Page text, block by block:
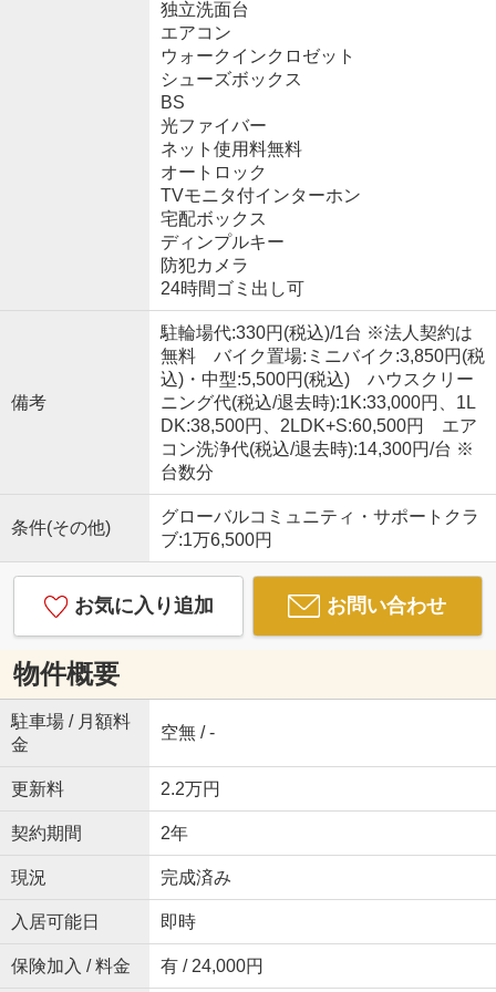
独立洗面台
エアコン
ウォークインクロゼット
シューズボックス
BS
光ファイバー
ネット使用料無料
オートロック
TVモニタ付インターホン
宅配ボックス
ディンプルキー
防犯カメラ
24時間ゴミ出し可
備考
駐輪場代:330円(税込)/1台 ※法人契約は
無料 バイク置場:ミニバイク:3,850円(税
込)・中型:5,500円(税込) ハウスクリー
ニング代(税込/退去時):1K:33,000円、1L
DK:38,500円、2LDK+S:60,500円 エア
コン洗浄代(税込/退去時):14,300円/台 ※
台数分
条件(その他)
グローバルコミュニティ・サポートクラ
ブ:1万6,500円
お気に入り追加 お問い合わせ
物件概要
駐車場 / 月額料
金
空無 / -
更新料 2.2万円
契約期間 2年
現況 完成済み
入居可能日 即時
保険加入 / 料金 有 / 24,000円